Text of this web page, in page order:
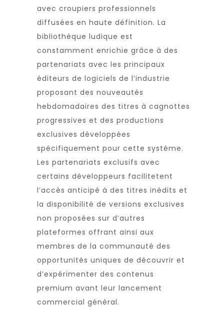
avec croupiers professionnels
diffusées en haute définition. La
bibliothèque ludique est
constamment enrichie grâce à des
partenariats avec les principaux
éditeurs de logiciels de l’industrie
proposant des nouveautés
hebdomadaires des titres à cagnottes
progressives et des productions
exclusives développées
spécifiquement pour cette système.
Les partenariats exclusifs avec
certains développeurs facilitetent
l’accès anticipé à des titres inédits et
la disponibilité de versions exclusives
non proposées sur d’autres
plateformes offrant ainsi aux
membres de la communauté des
opportunités uniques de découvrir et
d’expérimenter des contenus
premium avant leur lancement
commercial général.